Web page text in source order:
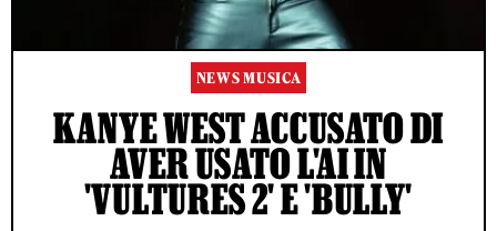
NEWS MUSICA
KANYE WEST ACCUSATO DI
AVER USATO L'AI IN
'VULTURES 2' E 'BULLY'